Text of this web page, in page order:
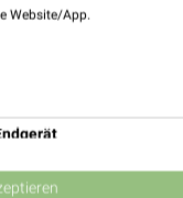
Website/App.